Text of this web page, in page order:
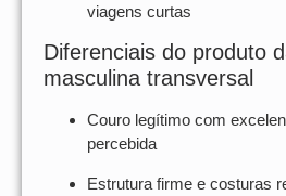
viagens curtas
Diferenciais do produto
masculina transversal
Couro legítimo com
percebida
Estrutura firme e costuras